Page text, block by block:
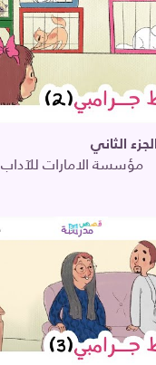
الثاني
مؤسسة الامارات للآداب